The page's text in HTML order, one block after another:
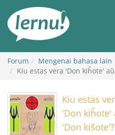
daftar
Forum
Mengenai bahasa lain
Kiu estas vera 'Don kiĥote'
Kiu estas
'Don kiĥote'
'Don kiŝote'?